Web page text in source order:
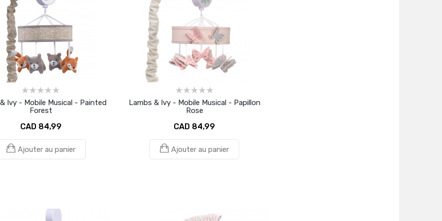
Ivy - Mobile Musical - Painted
Forest
CAD 84,99
Ajouter au panier
Lambs & Ivy - Mobile Musical - Papillon
Rose
CAD 84,99
Ajouter au panier